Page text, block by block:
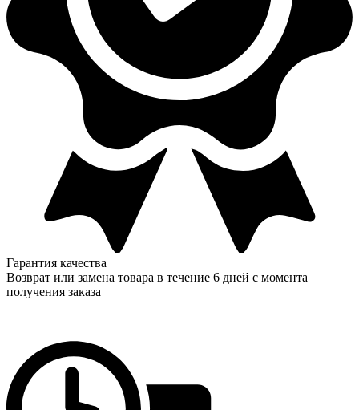
Гарантия качества
Возврат или замена товара в течение 6 дней с момента
получения заказа